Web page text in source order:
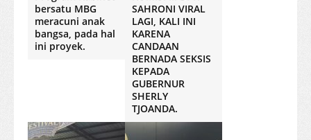
bersatu MBG
meracuni anak
bangsa, pada hal
ini proyek.
SAHRONI VIRAL
LAGI, KALI INI
KARENA
CANDAAN
BERNADA SEKSIS
KEPADA
GUBERNUR
SHERLY
TJOANDA.